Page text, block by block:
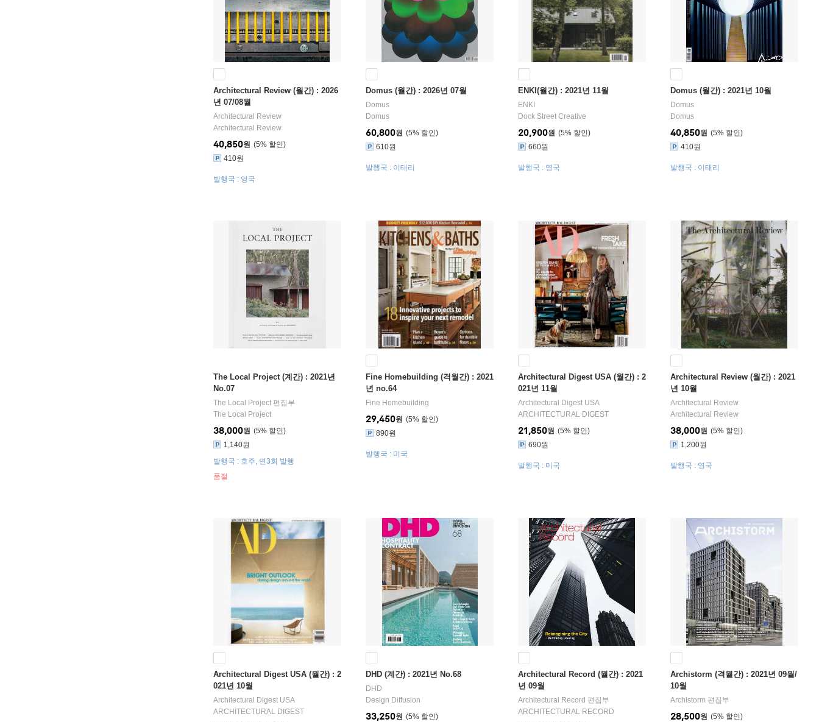
Architectural Review (월간) : 2026
년 07/08월
Architectural Review
Architectural Review
5%
40,850원
410원
발행국 : 영국
Domus (월간) : 2026년 07월
Domus
Domus
5%
60,800원
610원
발행국 : 이태리
ENKI(월간) : 2021년 11월
ENKI
Dock Street Creative
5%
20,900원
660원
발행국 : 영국
Domus (월간) : 2021년 10월
Domus
Domus
5%
40,850원
410원
발행국 : 이태리
The Local Project (계간) : 2021년
No.07
The Local Project 편집부
The Local Project
5%
38,000원
1,140원
품절
발행국 : 호주, 연3회 발행
Fine Homebuilding (격월간) : 2021
년 no.64
Fine Homebuilding
5%
29,450원
890원
발행국 : 미국
Architectural Digest USA (월간) : 2
021년 11월
Architectural Digest USA
ARCHITECTURAL DIGEST
5%
21,850원
690원
발행국 : 미국
Architectural Review (월간) : 2021
년 10월
Architectural Review
Architectural Review
5%
38,000원
1,200원
발행국 : 영국
Architectural Digest USA (월간) : 2
021년 10월
Architectural Digest USA
ARCHITECTURAL DIGEST
DHD (계간) : 2021년 No.68
DHD
Design Diffusion
5%
33,250원
Architectural Record (월간) : 2021
년 09월
Architectural Record 편집부
ARCHITECTURAL RECORD
Archistorm (격월간) : 2021년 09월/
10월
Archistorm 편집부
5%
28,500원